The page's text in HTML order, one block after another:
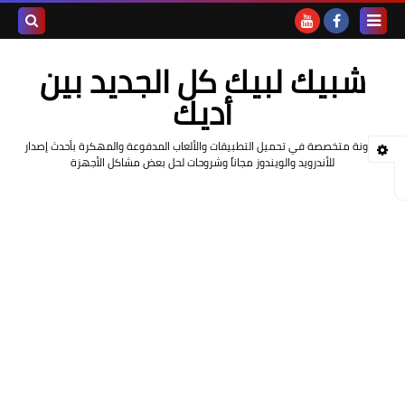
المدونةشبيك لبيك كل الجديد بين
أديك
مدونة متخصصة في تحميل التطبيقات والألعاب المدفوعة والمهكرة بأحدث إصدار
للأندرويد والويندوز مجاناً وشروحات لحل بعض مشاكل الأجهزة